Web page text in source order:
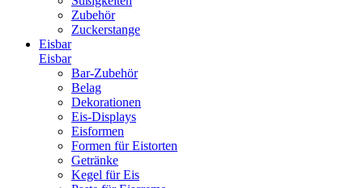
Zubehör
Zuckerstange
Eisbar
Eisbar
Bar-Zubehör
Belag
Dekorationen
Eis-Displays
Eisformen
Formen für Eistorten
Getränke
Kegel für Eis